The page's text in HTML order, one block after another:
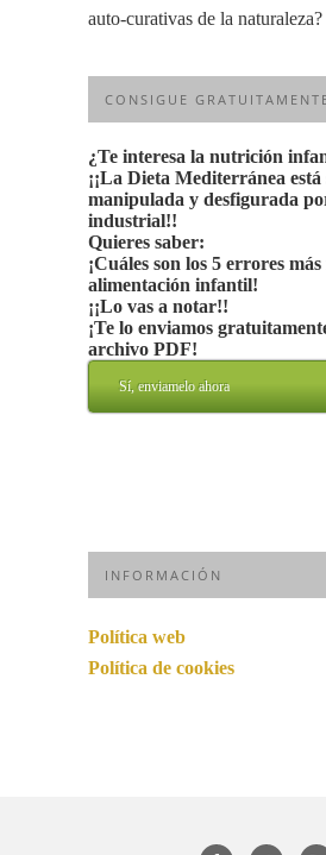
auto-curativas de la naturaleza?
CONSIGUE
¿Te interesa la nutrición
¡¡La Dieta Mediterránea está
manipulada y desfigurada
industrial!!
Quieres saber:
¡Cuáles son los 5 errores
alimentación infantil!
¡¡Lo vas a notar!!
¡Te lo enviamos
archivo PDF!
Sí, enviamelo ahora
INFORMACIÓN
Política web
Política de cookies